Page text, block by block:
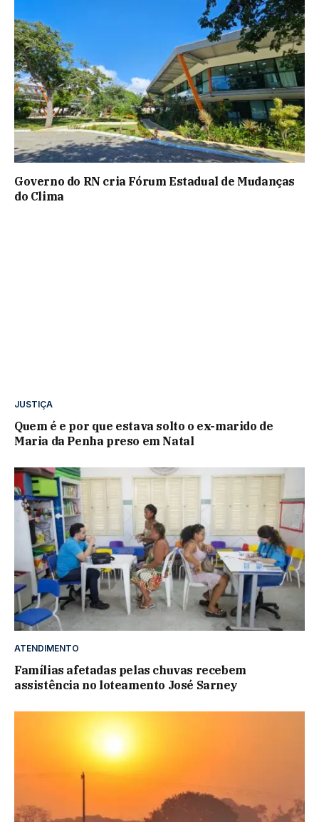
Governo do RN cria Fórum Estadual de Mudanças
do Clima
JUSTIÇA
Quem é e por que estava solto o ex-marido de
Maria da Penha preso em Natal
ATENDIMENTO
Famílias afetadas pelas chuvas recebem
assistência no loteamento José Sarney